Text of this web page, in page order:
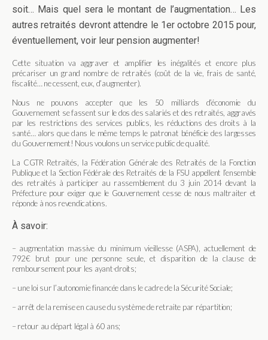
soit… Mais quel sera le montant de l’augmentation… Les
autres retraités devront attendre le 1er octobre 2015 pour,
éventuellement, voir leur pension augmenter!
Cette situation va aggraver et amplifier les inégalités et encore plus
précariser un grand nombre de retraités (coût de la vie, frais de santé,
fiscalité… ne cessent, eux, d’augmenter).
Nous ne pouvons accepter que les 50 milliards d’économie du
Gouvernement se fassent sur le dos des salariés et des retraités, aggravés
par les restrictions des services publics, les réductions des droits à la
santé… alors que dans le même temps le patronat bénéficie des largesses
du Gouvernement! Nous voulons un service public de qualité.
La CGTR Retraités, la Fédération Générale des Retraités de la Fonction
Publique et la Section Fédérale des Retraités de la FSU appellent l’ensemble
des retraités à participer au rassemblement du 3 juin 2014 devant la
Préfecture pour exiger que le Gouvernement cesse de nous maltraiter et
réponde à nos revendications.
À savoir:
– augmentation massive du minimum vieillesse (ASPA), actuellement de
792€ brut pour une personne seule, et disparition de la clause de
remboursement pour les ayant-droits;
– une loi sur l’autonomie financée dans le cadre de la Sécurité Sociale;
– arrêt de la remise en cause du système de retraite par répartition;
– retour au départ légal à 60 ans;